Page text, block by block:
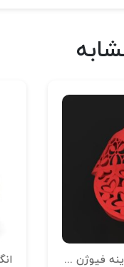
انگشتر تراش خور آینه فیوژن R-T-13